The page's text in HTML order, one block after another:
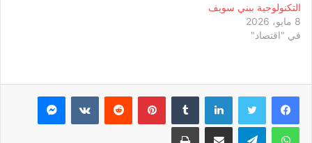
التكنولوجية ببني سويف
8 مايو، 2026
في "اقتصاد"
لينكدإن بينتيريست ماسنجر
واتساب تيلقرام مشاركة عبر البريد طباعة